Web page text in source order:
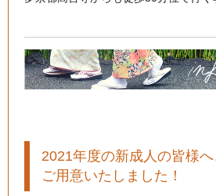
2021年度の新成人の皆様
ご用意いたしました！